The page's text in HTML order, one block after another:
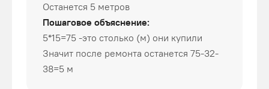
Останется 5 метров
Пошаговое объяснение:
5*15=75 -это столько (м) они купили
Значит после ремонта останется 75-32-
38=5 м